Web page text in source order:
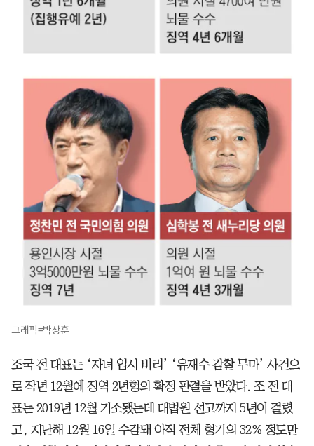
그래픽=박상훈
조국 전 대표는 ‘자녀 입시 비리’ ‘유재수 감찰 무마’ 사건으
로 작년 12월에 징역 2년형의 확정 판결을 받았다. 조 전 대
표는 2019년 12월 기소됐는데 대법원 선고까지 5년이 걸렸
고, 지난해 12월 16일 수감돼 아직 전체 형기의 32% 정도만